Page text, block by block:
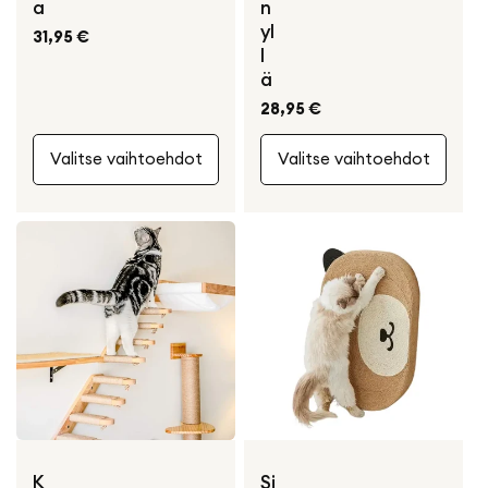
a
Normaali
31,95 €
Valitse vaihtoehdot
n
yl
l
ä
Normaali
hinta
28,95 €
Valitse vaihtoehdot
K
Si